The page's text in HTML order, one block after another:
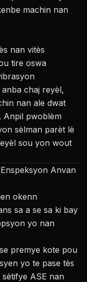
machin nan
nan vitès
tire oswa
chaj reyèl,
nan ale dwat
Anpil pwoblèm
sèlman parèt lè
sou yon wout
Anvan
okenn
sa a se sa ki bay
yo nan
se premye kote pou
yo te pase tès
ASE nan